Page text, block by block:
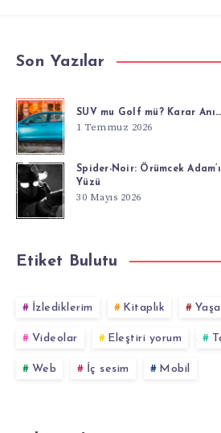
Son Yazılar
SUV mu Golf mü? Karar Anı…
1 Temmuz 2026
Spider-Noir: Örümcek
Yüzü
30 Mayıs 2026
Etiket Bulutu
İzlediklerim Kitaplık
Videolar Eleştiri yorum
Web İç sesim Mobil